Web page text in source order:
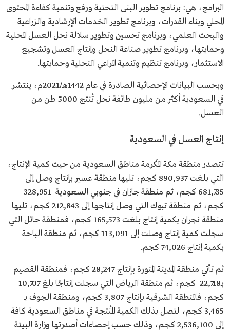
البرامج، هي: برنامج تطوير البنى التحتية ورفع وتنمية كفاءة المحتوى
المحلي وبناء القدرات، وبرنامج تطوير الخدمات الإرشادية والزراعية
والبحث العلمي، وبرنامج تحسين وتطوير سلالة نحل العسل المحلية
وحمايتها، وبرنامج تطوير صناعة النحل وإنتاج العسل وتشجيع
الاستثمار، وبرنامج تنظيم وتنمية المراعي النحلية وحمايتها.
وبحسب البيانات الإحصائية الصادرة في عام 1442هـ/2021م، ينتشر
في السعودية أكثر من مليون طائفة نحل تُنتج 5000 طن من
العسل.
إنتاج العسل في السعودية
تتصدر منطقة مكة المُكرمة مناطق السعودية من حيث كمية الإنتاج،
التي بلغت 890,937 كجم، تليها منطقة عسير بإنتاج وصل إلى
681,735 كجم، ثم منطقة جازان في جنوبي السعودية 328,951
كجم، ثم منطقة تبوك التي وصل إنتاجها إلى 212,843 كجم، تليها
منطقة نجران بكمية إنتاج بلغت 165,573 كجم، فمنطقة حائل التي
سجلت كمية إنتاج وصلت إلى 113,091 كجم، ثم منطقة الباحة
بكمية إنتاج 74,026 كجم.
ثم تأتي منطقة المدينة المنورة بإنتاج 28,247 كجم، فمنطقة القصيم
بـ22,718 كجم، ثم منطقة الرياض التي سجلت إنتاجًا بلغ 10,707
كجم، فالمنطقة الشرقية بإنتاج 3,807 كجم، ومنطقة الجوف بـ
3,465 كجم، لتصل بذلك الكمية المُنتجة في مناطق السعودية كافة
إلى 2,536,100 كجم، وذلك حسب إحصاءات أصدرتها وزارة البيئة